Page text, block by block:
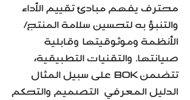
محترف يفهم مبادئ تقييم الأداء
والتنبؤ به لتحسين سلامة المنتج/
الأنظمة وموثوقيتها وقابلية
صيانتها. والتقنيات التطبيقية،
على سبيل المثال BOK تتضمن
الدليل المعرفي التصميم والتحكم